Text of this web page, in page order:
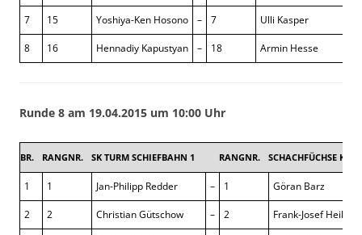
7 15 Yoshiya-Ken Hosono – 7 Ulli Kasper
8 16 Hennadiy Kapustyan – 18 Armin Hesse
Runde 8 am 19.04.2015 um 10:00 Uhr
BR. RANGNR. SK TURM SCHIEFBAHN 1 RANGNR. SCHACHFÜCHSE
1 1 Jan-Philipp Redder – 1 Göran Barz
2 2 Christian Gütschow – 2 Frank-Josef Heikaus